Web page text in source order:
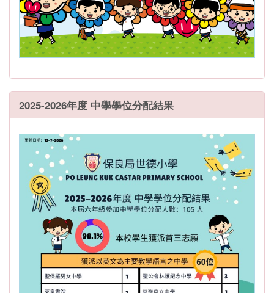
2025-2026年度 中學學位分配結果